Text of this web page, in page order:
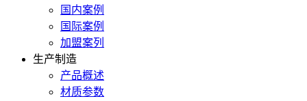
国内案例
国际案例
加盟案列
生产制造
产品概述
材质参数